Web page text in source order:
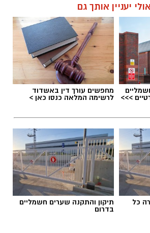
אולי יעניין אותך גם
>>>
מחפשים עורך דין באשדוד
לרשימה המלאה כנסו כאן >
כל תיקון והתקנה שערים חשמליים
בדרום